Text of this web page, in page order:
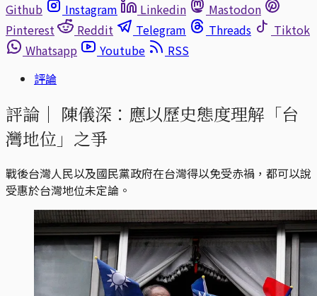
Github
Instagram Linkedin
Mastodon
Pinterest
Reddit Telegram Threads
Tiktok
Whatsapp
Youtube
RSS
評論
評論｜ 陳儀深：應以歷史態度理解「台
灣地位」之爭
戰後台灣人民以及國民黨政府在台灣得以免受赤禍，都可以說
受惠於台灣地位未定論。